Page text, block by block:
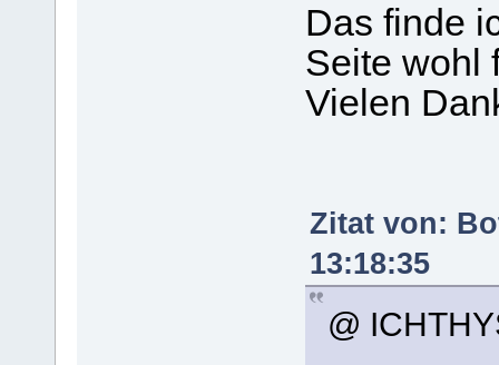
Das finde
Seite wohl
Vielen
Zitat von:
13:18:35
@